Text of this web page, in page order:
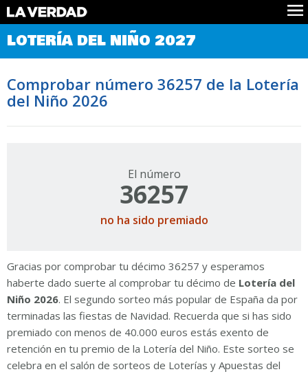
Comprobar Loteria del Niño
Premios
Noticias
Datos
Historia
LOTERÍA DEL NIÑO 2027
Comprobar número 36257 de la Lotería
del Niño 2026
El número
36257
no ha sido premiado
Gracias por comprobar tu décimo 36257 y esperamos
haberte dado suerte al comprobar tu décimo de Lotería del
Niño 2026. El segundo sorteo más popular de España da por
terminadas las fiestas de Navidad. Recuerda que si has sido
premiado con menos de 40.000 euros estás exento de
retención en tu premio de la Lotería del Niño. Este sorteo se
celebra en el salón de sorteos de Loterías y Apuestas del